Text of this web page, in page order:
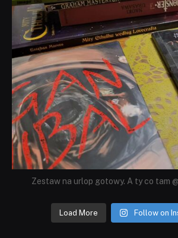
Zestaw na urlop gotowy. A ty co tam
Load More Follow on